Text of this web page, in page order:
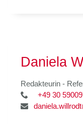
Daniela
Redakteurin -
+49 30